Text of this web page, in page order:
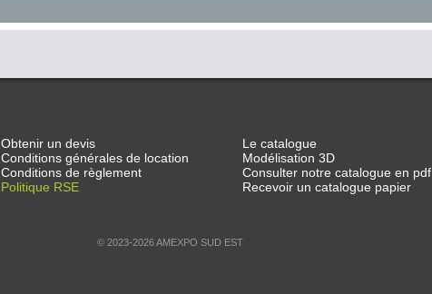
Obtenir un devis
Conditions générales de location
Conditions de règlement
Politique RSE
Le catalogue
Modélisation 3D
Consulter notre catalogue en pdf
Recevoir un catalogue papier
© 2023-2026 AMEXPO SUD EST